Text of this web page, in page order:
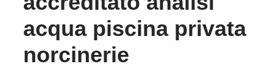
acqua piscina privata
norcinerie